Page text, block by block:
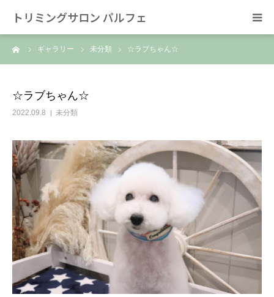
トリミングサロン パルフェ
ギャラリー 未分類 ☆ラブちゃん☆
☆ラブちゃん☆
2022.09.8 未分類
HOME
スタッフ
SNS/リンク